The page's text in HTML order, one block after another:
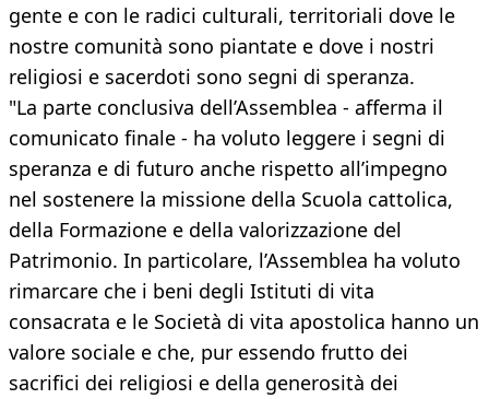
gente e con le radici culturali, territoriali dove le
nostre comunità sono piantate e dove i nostri
religiosi e sacerdoti sono segni di speranza.
"La parte conclusiva dell’Assemblea - afferma il
comunicato finale - ha voluto leggere i segni di
speranza e di futuro anche rispetto all’impegno
nel sostenere la missione della Scuola cattolica,
della Formazione e della valorizzazione del
Patrimonio. In particolare, l’Assemblea ha voluto
rimarcare che i beni degli Istituti di vita
consacrata e le Società di vita apostolica hanno un
valore sociale e che, pur essendo frutto dei
sacrifici dei religiosi e della generosità dei